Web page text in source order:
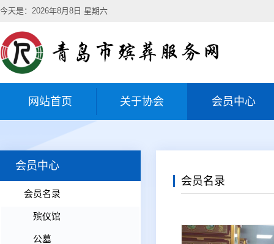
今天是：2026年8月8日 星期六
网站首页 关于协会 会员中心
会员中心
会员名录
殡仪馆
公墓
会员名录